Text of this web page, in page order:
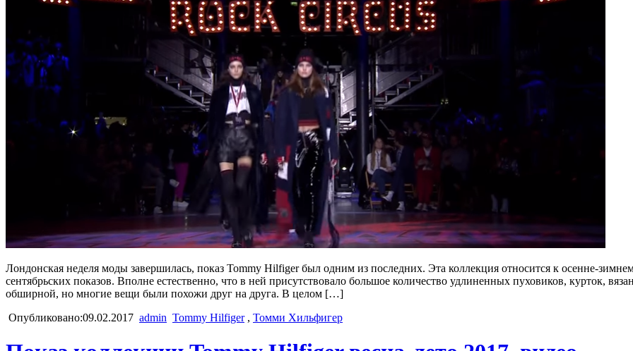
Лондонская неделя моды завершилась, показ Tommy Hilfiger был одним из последних. Эта коллекция относится к осенне-
сентябрьских показов. Вполне естественно, что в ней присутствовало большое количество удлиненных пуховиков, курток,
обширной, но многие вещи были похожи друг на друга. В целом […]
Опубликовано:09.02.2017 admin Tommy Hilfiger, Томми Хильфигер